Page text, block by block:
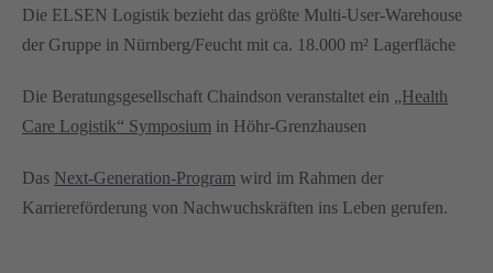
Die ELSEN Logistik bezieht das größte Multi-User-Warehouse
der Gruppe in Nürnberg/Feucht mit ca. 18.000 m² Lagerfläche
Die Beratungsgesellschaft Chaindson veranstaltet ein „Health
Care Logistik“ Symposium in Höhr-Grenzhausen
Das Next-Generation-Program wird im Rahmen der
Karriereförderung von Nachwuchskräften ins Leben gerufen.